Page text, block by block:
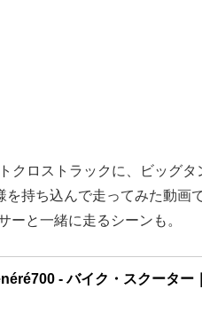
クロストラックに、ビッグ
持ち込んで走ってみた動画
ーと一緒に走るシーンも。
- バイク・スクーター